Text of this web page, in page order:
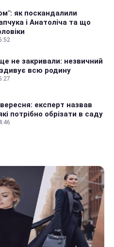
як поскандалили
і Анатоліча та що
не закривали: незвичний
всю родину
експерт назвав
потрібно обрізати в саду